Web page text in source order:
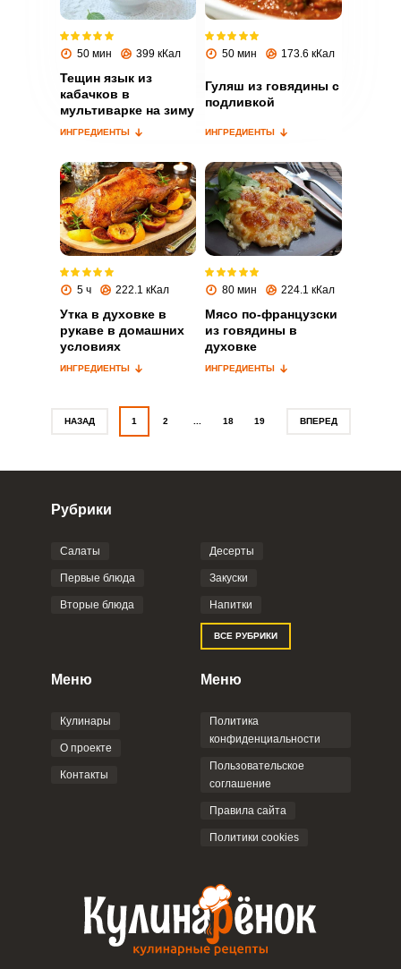
50 мин 399 кКал
Тещин язык из
кабачков в
мультиварке на зиму
ИНГРЕДИЕНТЫ
50 мин 173.6 кКал
Гуляш из говядины с
подливкой
ИНГРЕДИЕНТЫ
5 ч 222.1 кКал
Утка в духовке в
рукаве в домашних
условиях
ИНГРЕДИЕНТЫ
80 мин 224.1 кКал
Мясо по-французски
из говядины в
духовке
ИНГРЕДИЕНТЫ
НАЗАД 1 2 18 19 ВПЕРЕД
Рубрики
Салаты
Первые блюда
Вторые блюда
Десерты
Закуски
Напитки
ВСЕ РУБРИКИ
Меню
Кулинары
О проекте
Контакты
Меню
Политика
конфиденциальности
Пользовательское
соглашение
Правила сайта
Политики cookies
Войдите
с помощью социальных сетей:
или
Запомнить меня
ВХОД
ЕЩЕ НЕ ЗАРЕГИСТРИРОВАННЫ?
Забыли пароль?